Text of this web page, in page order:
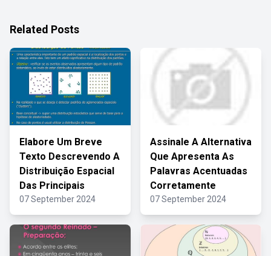
Related Posts
Elabore Um Breve
Texto Descrevendo A
Distribuição Espacial
Das Principais
07 September 2024
Assinale A Alternativa
Que Apresenta As
Palavras Acentuadas
Corretamente
07 September 2024